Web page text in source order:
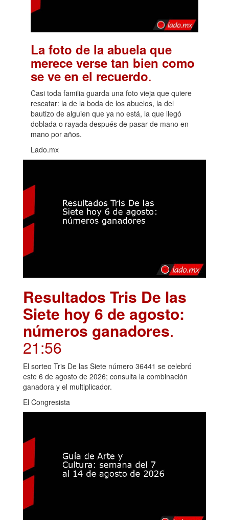
La foto de la abuela que
merece verse tan bien como
se ve en el recuerdo.
Casi toda familia guarda una foto vieja que quiere
rescatar: la de la boda de los abuelos, la del
bautizo de alguien que ya no está, la que llegó
doblada o rayada después de pasar de mano en
mano por años.
Lado.mx
Resultados Tris De las
Siete hoy 6 de agosto:
números ganadores.
21:56
El sorteo Tris De las Siete número 36441 se celebró
este 6 de agosto de 2026; consulta la combinación
ganadora y el multiplicador.
El Congresista